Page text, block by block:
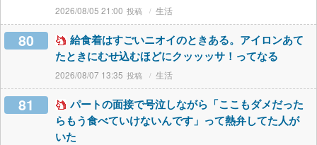
2026/08/05 21:00 生活
80
給食着はすごいニオイのときある。アイロンあて
たときにむせ込むほどにクッッッサ！ってなる
2026/08/07 13:35 生活
81
パートの面接で号泣しながら「ここもダメだった
らもう食べていけないんです」って熱弁してた人が
いた